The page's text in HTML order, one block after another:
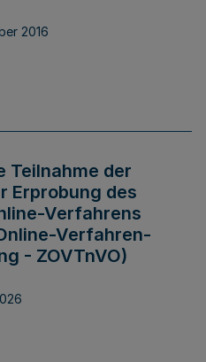
2016
Teilnahme der
Erprobung des
Verfahrens
Verfahren-
- ZOVTnVO)